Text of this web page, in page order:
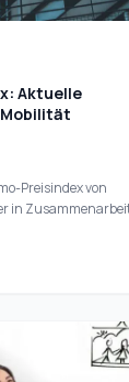
Aktuelle
Mobilität
Preisindex von
in